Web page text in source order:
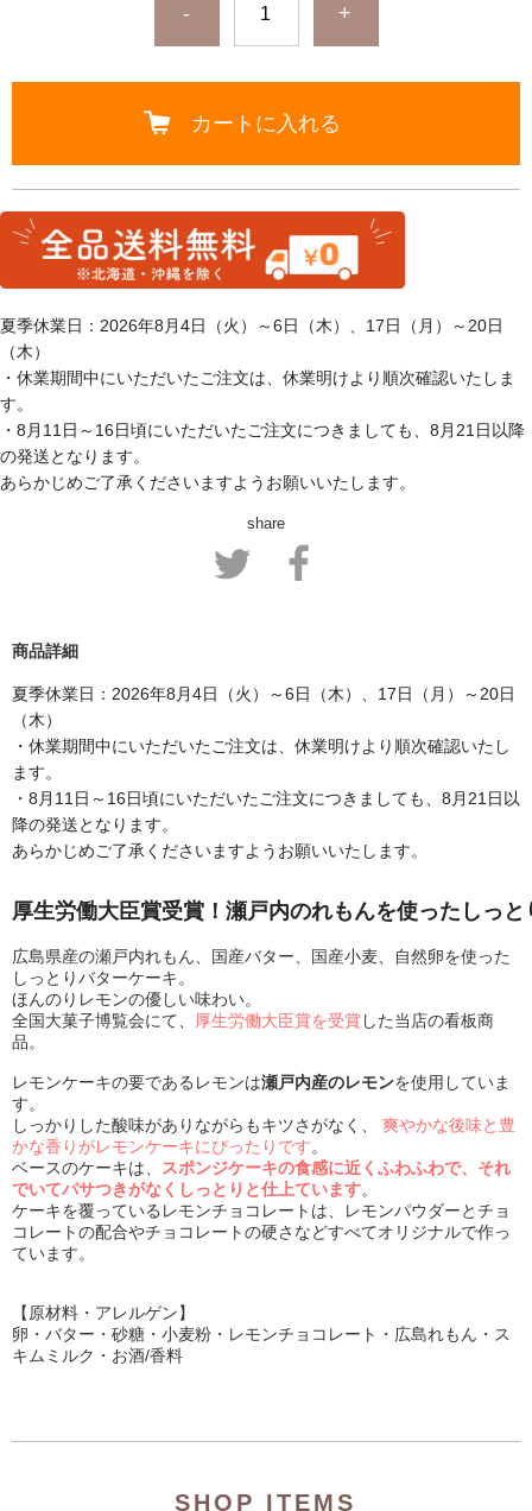
商品詳細
夏季休業日：2026年8月4日（火）～6日（木）、17日（月）～20日
（木）
・休業期間中にいただいたご注文は、休業明けより順次確認いたし
ます。
・8月11日～16日頃にいただいたご注文につきましても、8月21日以
降の発送となります。
あらかじめご了承くださいますようお願いいたします。
厚生労働大臣賞受賞！瀬戸内のれもんを使ったしっ
広島県産の瀬戸内れもん、国産バター、国産小麦、自然卵を使った
しっとりバターケーキ。
ほんのりレモンの優しい味わい。
全国大菓子博覧会にて、 厚生労働大臣賞を受賞した当店の看板商
品。
レモンケーキの要であるレモンは瀬戸内産のレモンを使用していま
す。
しっかりした酸味がありながらもキツさがなく、 爽やかな後味と豊
かな香りがレモンケーキにぴったりです。
ベースのケーキは、 スポンジケーキの食感に近くふわふわで、それ
でいてパサつきがなくしっとりと仕上ています。
ケーキを覆っているレモンチョコレートは、レモンパウダーとチョ
コレートの配合やチョコレートの硬さなどすべてオリジナルで作っ
ています。
【原材料・アレルゲン】
卵・バター・砂糖・小麦粉・レモンチョコレート・広島れもん・ス
キムミルク・お酒/香料
- +
カートに入れる
夏季休業日：2026年8月4日（火）～6日（木）、17日（月）～20日
（木）
・休業期間中にいただいたご注文は、休業明けより順次確認いたしま
す。
・8月11日～16日頃にいただいたご注文につきましても、8月21日以降
の発送となります。
あらかじめご了承くださいますようお願いいたします。
share
SHOP ITEMS